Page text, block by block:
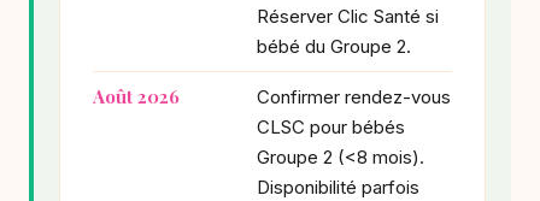
Réserver Clic Santé si
bébé du Groupe 2.
Août 2026
Confirmer rendez-vous
CLSC pour bébés
Groupe 2 (<8 mois).
Disponibilité parfois